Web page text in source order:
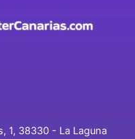
1, 38330 - La Laguna